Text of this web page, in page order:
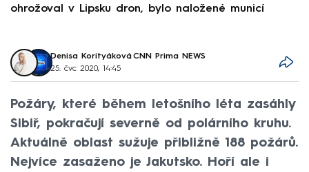
ohrožoval v Lipsku dron, bylo naložené municí
Denisa Korityáková, CNN Prima NEWS
25. čvc 2020, 14:45
Požáry, které během letošního léta zasáhly
Sibiř, pokračují severně od polárního kruhu.
Aktuálně oblast sužuje přibližně 188 požárů.
Nejvíce zasaženo je Jakutsko. Hoří ale i